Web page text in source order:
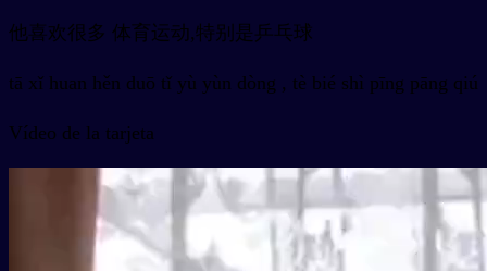
他喜欢很多 体育运动,特别是乒乓球
tā xǐ huan hěn duō tǐ yù yùn dòng , tè bié shì pīng pāng qiú
Vídeo de la tarjeta